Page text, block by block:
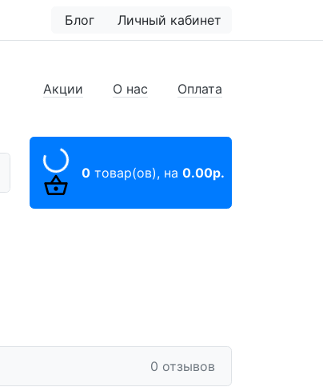
Блог Личный кабинет
Акции О нас Оплата
0 товар(ов), на 0.00р.
0 отзывов